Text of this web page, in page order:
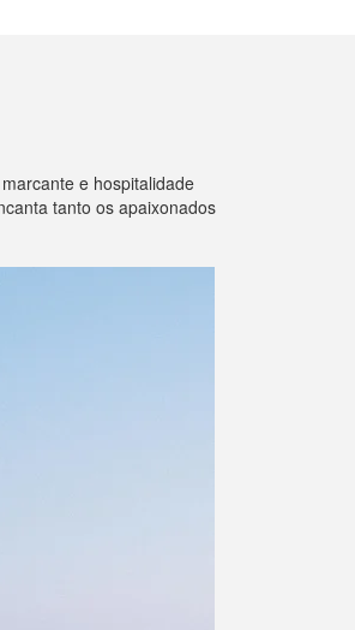
e hospitalidade
tanto os apaixonados